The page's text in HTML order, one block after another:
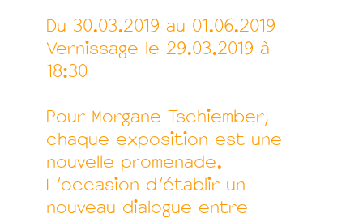
Du 30.03.2019 au 01.06.2019
Vernissage le 29.03.2019 à
18:30
Pour Morgane Tschiember,
chaque exposition est une
nouvelle promenade.
L’occasion d’établir un
nouveau dialogue entre